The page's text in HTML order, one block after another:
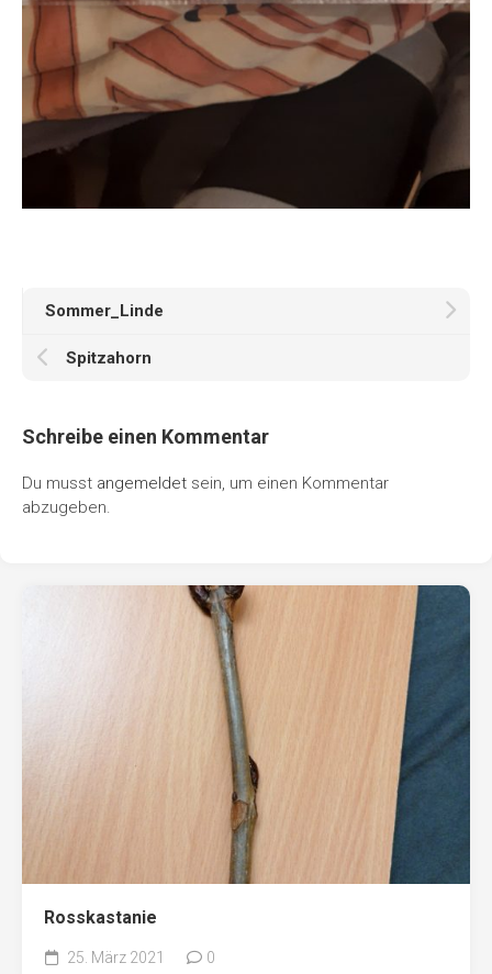
Sommer_Linde
Spitzahorn
Schreibe einen Kommentar
Du musst angemeldet sein, um einen Kommentar
abzugeben.
Rosskastanie
25. März 2021 0